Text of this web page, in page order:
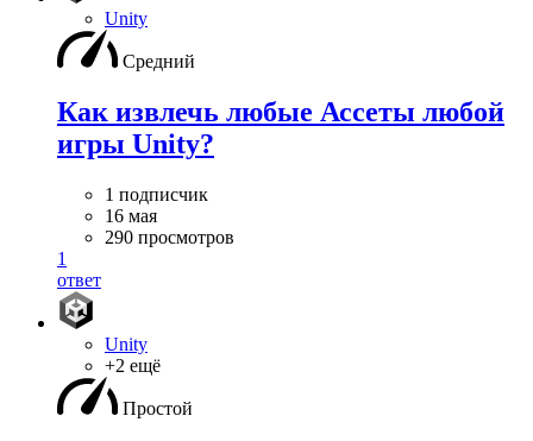
Unity
Средний
Как извлечь любые Ассеты любой
игры Unity?
1 подписчик
16 мая
290 просмотров
1
ответ
Unity
+2 ещё
Простой